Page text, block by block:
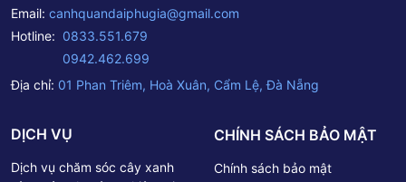
Email: canhquandaiphugia@gmail.com
Hotline: 0833.551.679
0942.462.699
Địa chỉ: 01 Phan Triêm, Hoà Xuân, Cẩm Lệ, Đà Nẵng
DỊCH VỤ
Dịch vụ chăm sóc cây xanh
CHÍNH SÁCH BẢO MẬT
Chính sách bảo mật